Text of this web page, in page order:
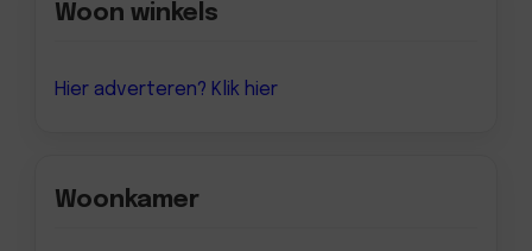
Woon winkels
Hier adverteren? Klik hier
Woonkamer